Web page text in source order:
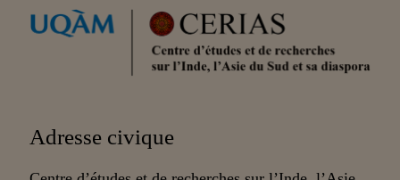
Partenaires
Adresse civique